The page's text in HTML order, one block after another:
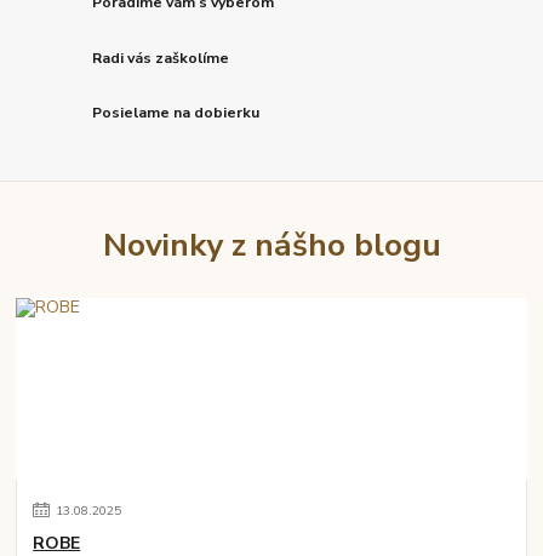
Radi vás zaškolíme
Posielame na dobierku
Novinky z nášho blogu
13.08.2025
ROBE